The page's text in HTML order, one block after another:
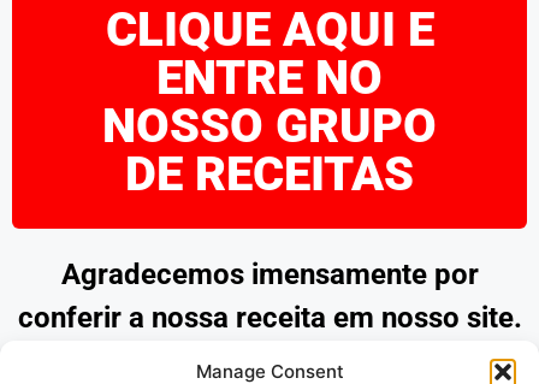
Manage Consent
CLIQUE AQUI E
ENTRE NO
NOSSO GRUPO
DE RECEITAS
Agradecemos imensamente por
conferir a nossa receita em nosso site.
Esperamos que tenha encontrado